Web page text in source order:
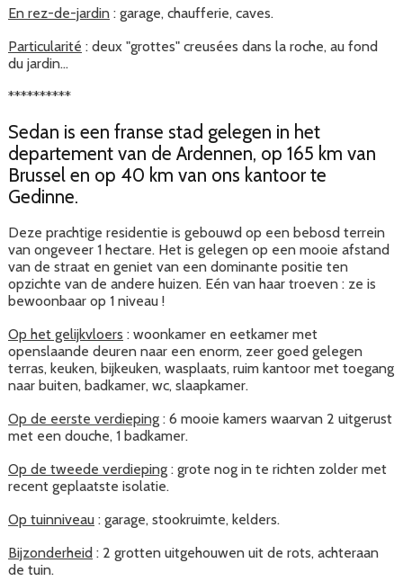
En rez-de-jardin : garage, chaufferie, caves.
Particularité : deux "grottes" creusées dans la roche, au fond
du jardin...
**********
Sedan is een franse stad gelegen in het
departement van de Ardennen, op 165 km van
Brussel en op 40 km van ons kantoor te
Gedinne.
Deze prachtige residentie is gebouwd op een bebosd terrein
van ongeveer 1 hectare. Het is gelegen op een mooie afstand
van de straat en geniet van een dominante positie ten
opzichte van de andere huizen. Eén van haar troeven : ze is
bewoonbaar op 1 niveau !
Op het gelijkvloers : woonkamer en eetkamer met
openslaande deuren naar een enorm, zeer goed gelegen
terras, keuken, bijkeuken, wasplaats, ruim kantoor met toegang
naar buiten, badkamer, wc, slaapkamer.
Op de eerste verdieping : 6 mooie kamers waarvan 2 uitgerust
met een douche, 1 badkamer.
Op de tweede verdieping : grote nog in te richten zolder met
recent geplaatste isolatie.
Op tuinniveau : garage, stookruimte, kelders.
Bijzonderheid : 2 grotten uitgehouwen uit de rots, achteraan
de tuin.